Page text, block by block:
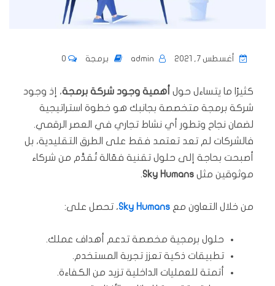
أغسطس 7, 2021 برمجة
كثيرًا ما يتساءل حول أهمية وجود شركة برمجة، إذ وجود
شركة برمجة متخصصة بجانبك هو خطوة استراتيجية
لضمان نجاح وتطور أي نشاط تجاري في العصر الرقمي.
فالشركات لم تعد تعتمد فقط على الطرق التقليدية، بل
أصبحت بحاجة إلى حلول تقنية فعّالة تُقدَّم من شركاء
موثوقين مثل Sky Humans
.
من خلال التعاون مع Sky Humans، تحصل على:
حلول برمجية مخصصة تدعم أهداف عملك.
تطبيقات ذكية تعزز تجربة المستخدم.
أتمتة للعمليات الداخلية تزيد من الكفاءة.